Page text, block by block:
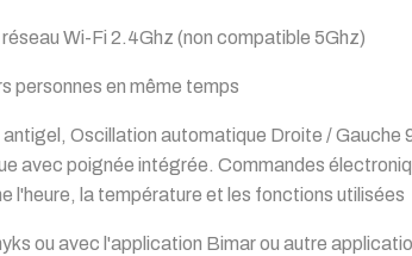
Wi-Fi 2.4Ghz (non compatible 5Ghz)
personnes en même temps
Oscillation automatique Droite / Gauche
avec poignée intégrée. Commandes
l'heure, la température et les fonctions utilisées
ou avec l'application Bimar ou autre